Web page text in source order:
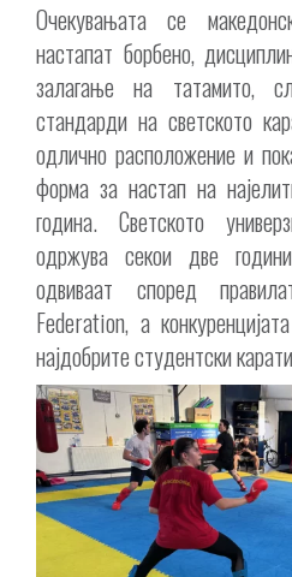
Очекувањата се
настапат борбено,
залагање на татамито,
стандарди на светското
одлично расположение и
форма за настап на
година. Светското
одржува секои две
одвиваат според
Federation, а
најдобрите студентски